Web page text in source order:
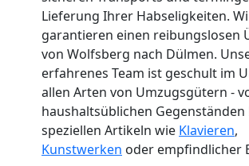
Lieferung Ihrer Habseligkeiten.
garantieren einen reibungslosen
von Wolfsberg nach Dülmen.
erfahrenes Team ist geschult im
allen Arten von Umzugsgütern -
haushaltsüblichen Gegenständen
speziellen Artikeln wie Klavieren,
Kunstwerken oder empfindlicher